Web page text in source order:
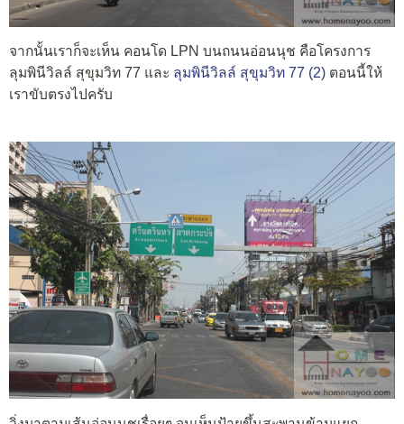
จากนั้นเราก็จะเห็น คอนโด LPN บนถนนอ่อนนุช คือโครงการ
ลุมพินีวิลล์ สุขุมวิท 77 และ ลุมพินีวิลล์ สุขุมวิท 77 (2) ตอนนี้ให้
เราขับตรงไปครับ